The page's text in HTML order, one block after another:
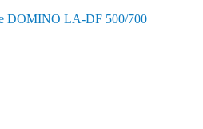
DOMINO LA-DF 500/700